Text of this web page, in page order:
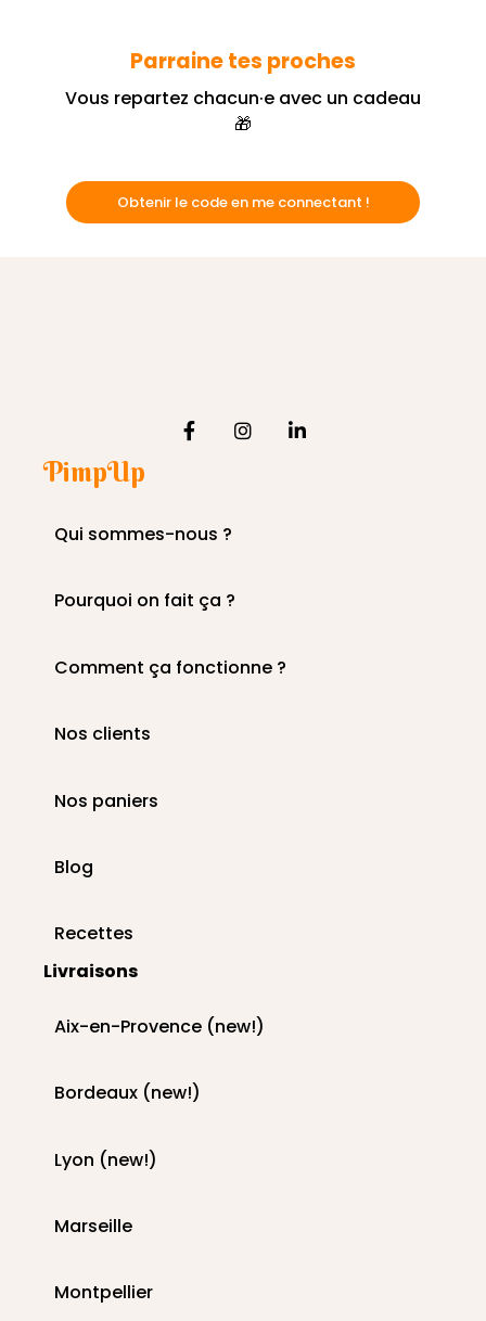
Parraine tes proches
Vous repartez chacun·e avec un cadeau
🎁
Obtenir le code en me connectant !
PimpUp
Qui sommes-nous ?
Pourquoi on fait ça ?
Comment ça fonctionne ?
Nos clients
Nos paniers
Blog
Recettes
Livraisons
Aix-en-Provence (new!)
Bordeaux (new!)
Lyon (new!)
Marseille
Montpellier